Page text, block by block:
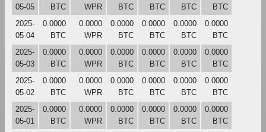
05-05
BTC
WPR
BTC
BTC
BTC
BTC
2025-
05-04
0.0000
BTC
0.0000
WPR
0.0000
BTC
0.0000
BTC
0.0000
BTC
0.0000
BTC
2025-
05-03
0.0000
BTC
0.0000
WPR
0.0000
BTC
0.0000
BTC
0.0000
BTC
0.0000
BTC
2025-
05-02
0.0000
BTC
0.0000
WPR
0.0000
BTC
0.0000
BTC
0.0000
BTC
0.0000
BTC
2025-
05-01
0.0000
BTC
0.0000
WPR
0.0000
BTC
0.0000
BTC
0.0000
BTC
0.0000
BTC